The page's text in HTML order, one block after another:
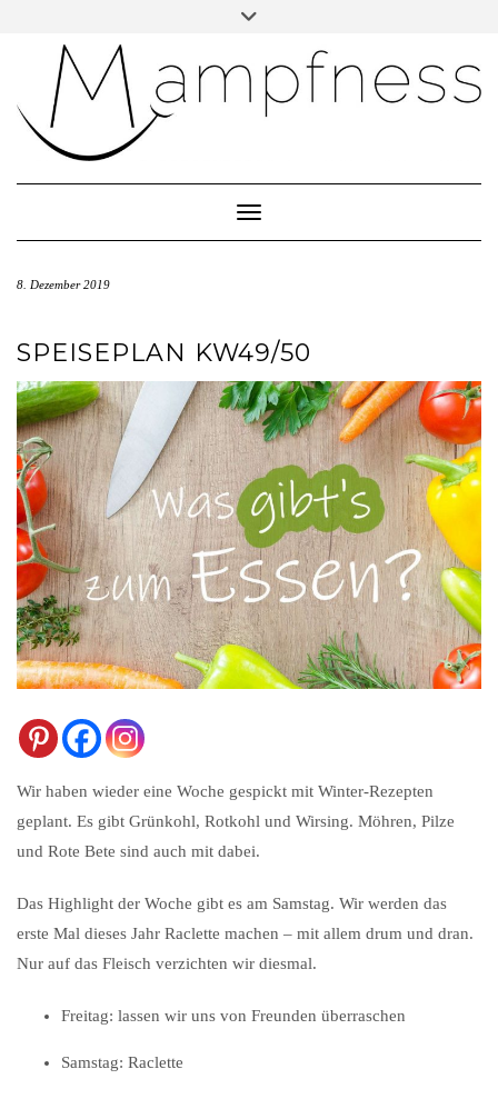
IMPRESSUM
DATENSCHUTZ
Toggle Navigation
8. Dezember 2019
SPEISEPLAN KW49/50
Wir haben wieder eine Woche gespickt mit Winter-Rezepten
geplant. Es gibt Grünkohl, Rotkohl und Wirsing. Möhren, Pilze
und Rote Bete sind auch mit dabei.
Das Highlight der Woche gibt es am Samstag. Wir werden das
erste Mal dieses Jahr Raclette machen – mit allem drum und dran.
Nur auf das Fleisch verzichten wir diesmal.
Freitag: lassen wir uns von Freunden überraschen
Samstag: Raclette